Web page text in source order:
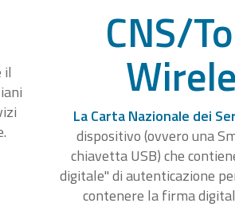
il
CNS/
La Carta Nazionale dei
dispositivo (ovvero una
chiavetta USB) che
digitale" di autenticazione
contenere la firma